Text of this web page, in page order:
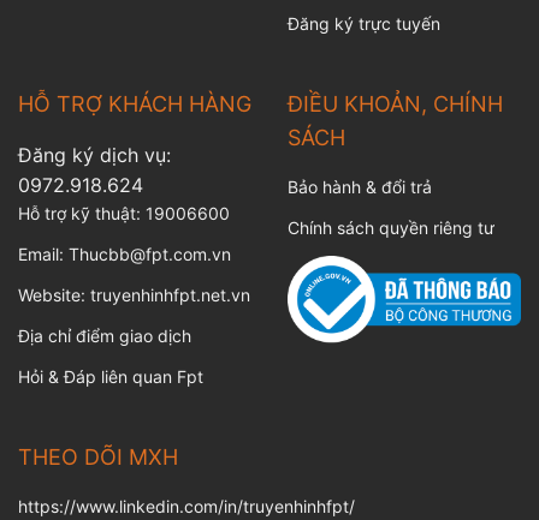
Đăng ký trực tuyến
HỖ TRỢ KHÁCH HÀNG
Đăng ký dịch vụ:
0972.918.624
Hỗ trợ kỹ thuật: 19006600
Email: Thucbb@fpt.com.vn
Website: truyenhinhfpt.net.vn
Địa chỉ điểm giao dịch
Hỏi & Đáp liên quan Fpt
ĐIỀU KHOẢN, CHÍNH
SÁCH
Bảo hành & đổi trả
Chính sách quyền riêng tư
THEO DÕI MXH
https://www.linkedin.com/in/truyenhinhfpt/